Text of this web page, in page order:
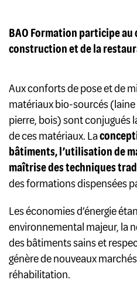
BAO Formation participe au
construction et de la
Aux conforts de pose et de
matériaux bio-sourcés
pierre, bois) sont conjugués
de ces matériaux. La
bâtiments, l’utilisation de
maîtrise des techniques
des formations dispensées
Les économies d’énergie
environnemental majeur, la
des bâtiments sains et
génère de nouveaux
réhabilitation.